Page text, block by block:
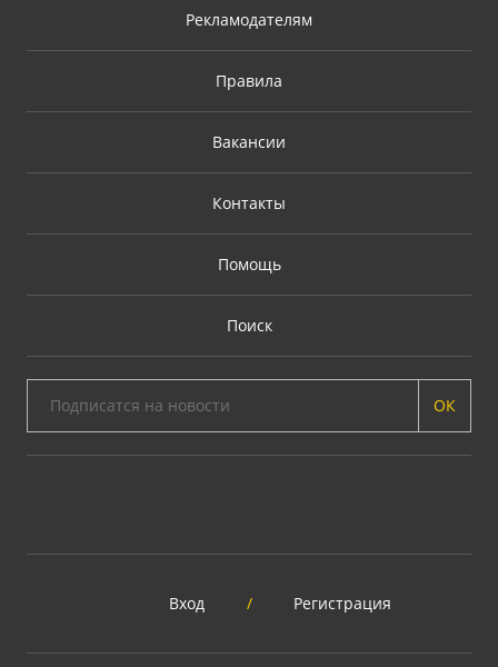
Рекламодателям
Правила
Вакансии
Контакты
Помощь
Поиск
ОК
Вход / Регистрация